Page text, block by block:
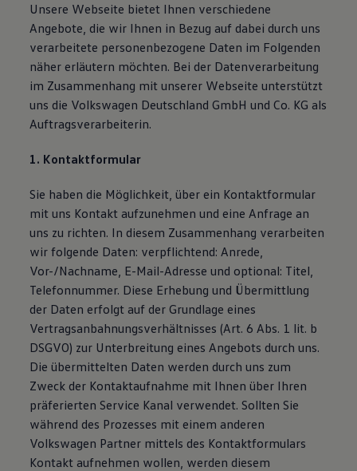
Unsere Webseite bietet Ihnen verschiedene
Angebote, die wir Ihnen in Bezug auf dabei durch uns
verarbeitete personenbezogene Daten im Folgenden
näher erläutern möchten. Bei der Datenverarbeitung
im Zusammenhang mit unserer Webseite unterstützt
uns die Volkswagen Deutschland GmbH und Co. KG als
Auftragsverarbeiterin.
1. Kontaktformular
Sie haben die Möglichkeit, über ein Kontaktformular
mit uns Kontakt aufzunehmen und eine Anfrage an
uns zu richten. In diesem Zusammenhang verarbeiten
wir folgende Daten: verpflichtend: Anrede,
Vor-/Nachname, E-Mail-Adresse und optional: Titel,
Telefonnummer. Diese Erhebung und Übermittlung
der Daten erfolgt auf der Grundlage eines
Vertragsanbahnungsverhältnisses (Art. 6 Abs. 1 lit. b
DSGVO) zur Unterbreitung eines Angebots durch uns.
Die übermittelten Daten werden durch uns zum
Zweck der Kontaktaufnahme mit Ihnen über Ihren
präferierten Service Kanal verwendet. Sollten Sie
während des Prozesses mit einem anderen
Volkswagen Partner mittels des Kontaktformulars
Kontakt aufnehmen wollen, werden diesem